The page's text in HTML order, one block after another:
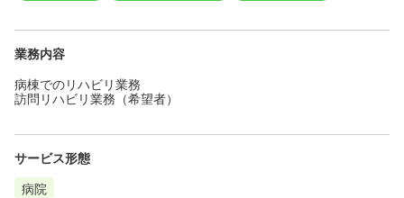
業務内容
病棟でのリハビリ業務
訪問リハビリ業務（希望者）
サービス形態
病院